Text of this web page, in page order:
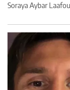
Soraya Aybar Laafou